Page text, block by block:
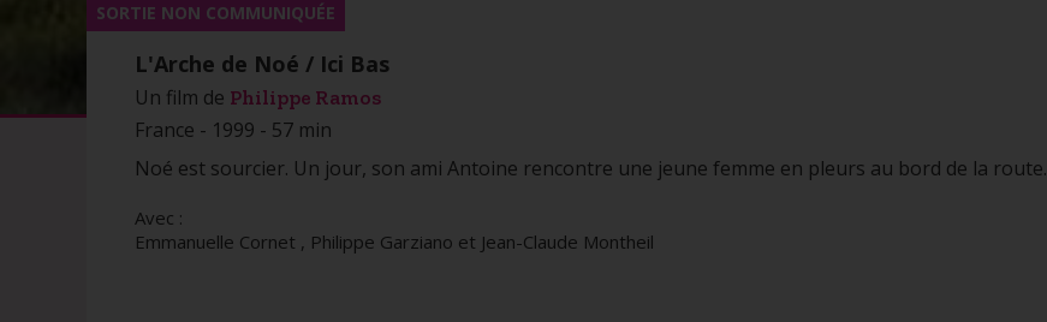
L'Arche de Noé / Ici Bas
Un film de Philippe Ramos
France - 1999 - 57 min
Noé est sourcier. Un jour, son ami Antoine rencontre une jeune femme en pleurs au bord de la route.
Avec :
Emmanuelle Cornet , Philippe Garziano et Jean-Claude Montheil
SORTIE NON COMMUNIQUÉE